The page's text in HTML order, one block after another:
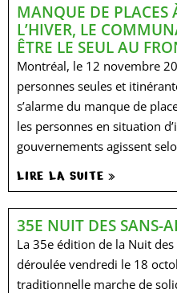
MANQUE DE PLACES
L’HIVER, LE
ÊTRE LE SEUL AU
Montréal, le 12 novembre
personnes seules et
s’alarme du manque de
les personnes en situation
gouvernements agissent
LIRE LA SUITE »
35E NUIT DES SANS-
La 35e édition de la Nuit
déroulée vendredi le 18
traditionnelle marche de